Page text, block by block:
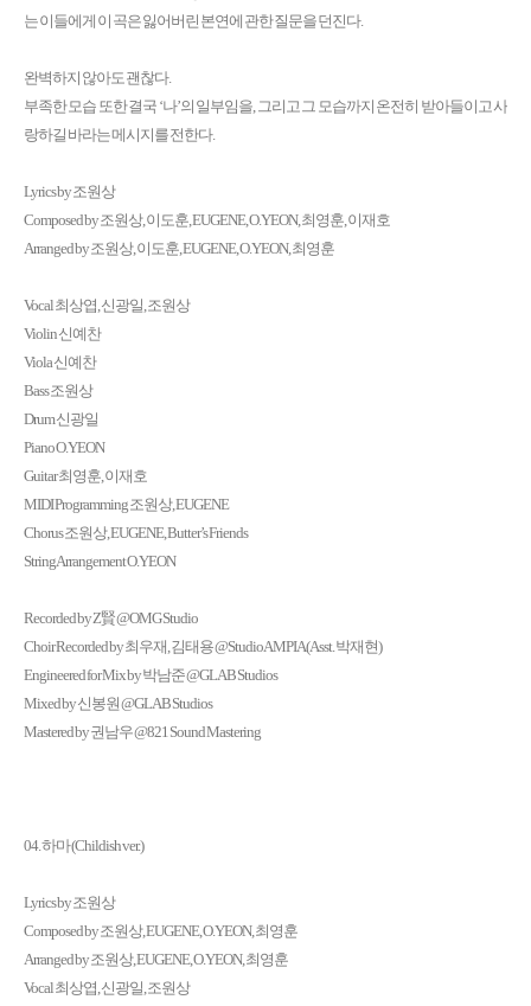
는 이들에게 이 곡은 잃어버린 본연에 관한 질문을 던진다.
완벽하지 않아도 괜찮다.
부족한 모습 또한 결국 ‘나’의 일부임을, 그리고 그 모습까지 온전히 받아들이고 사
랑하길 바라는 메시지를 전한다.
Lyrics by 조원상
Composed by 조원상, 이도훈, EUGENE, O.YEON, 최영훈, 이재호
Arranged by 조원상, 이도훈, EUGENE, O.YEON, 최영훈
Vocal 최상엽, 신광일, 조원상
Violin 신예찬
Viola 신예찬
Bass 조원상
Drum 신광일
Piano O.YEON
Guitar 최영훈, 이재호
MIDI Programming 조원상, EUGENE
Chorus 조원상, EUGENE, Butter’s Friends
String Arrangement O.YEON
Recorded by Z賢 @OMG Studio
Choir Recorded by 최우재, 김태용 @Studio AMPIA (Asst. 박재현)
Engineered for Mix by 박남준 @GLAB Studios
Mixed by 신봉원 @GLAB Studios
Mastered by 권남우 @821 Sound Mastering
04. 하마 (Childish ver.)
Lyrics by 조원상
Composed by 조원상, EUGENE, O.YEON, 최영훈
Arranged by 조원상, EUGENE, O.YEON, 최영훈
Vocal 최상엽, 신광일, 조원상